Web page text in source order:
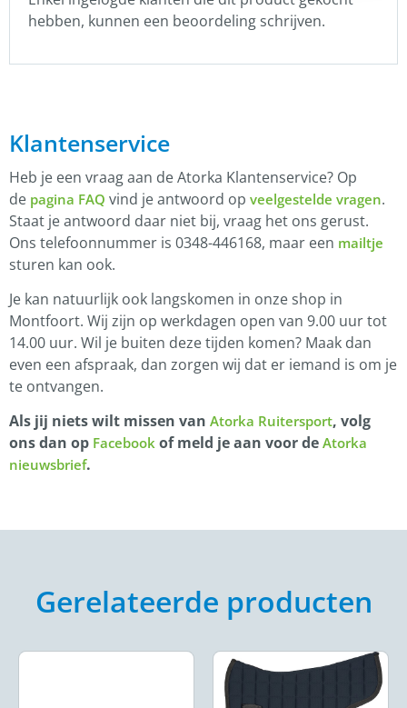
hebben, kunnen een beoordeling schrijven.
Klantenservice
Heb je een vraag aan de Atorka Klantenservice? Op
de pagina FAQ vind je antwoord op veelgestelde vragen.
Staat je antwoord daar niet bij, vraag het ons gerust.
Ons telefoonnummer is 0348-446168, maar een mailtje
sturen kan ook.
Je kan natuurlijk ook langskomen in onze shop in
Montfoort. Wij zijn op werkdagen open van 9.00 uur tot
14.00 uur. Wil je buiten deze tijden komen? Maak dan
even een afspraak, dan zorgen wij dat er iemand is om je
te ontvangen.
Als jij niets wilt missen van Atorka Ruitersport, volg
ons dan op Facebook of meld je aan voor de Atorka
nieuwsbrief.
Gerelateerde producten